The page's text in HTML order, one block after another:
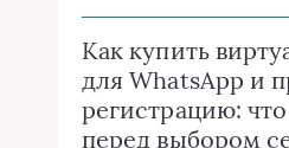
Как купить
для WhatsApp и
регистрацию:
перед выбором